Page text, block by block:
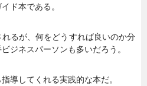
ド本である。
るが、何をどうすれば良いのか分
ジネスパーソンも多いだろう。
導してくれる実践的な本だ。